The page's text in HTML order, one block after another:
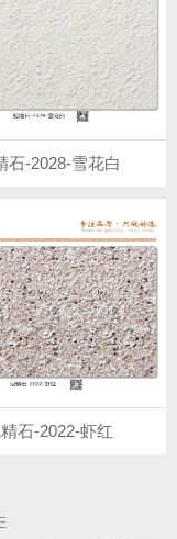
石-2028-雪花白
石-2022-虾红